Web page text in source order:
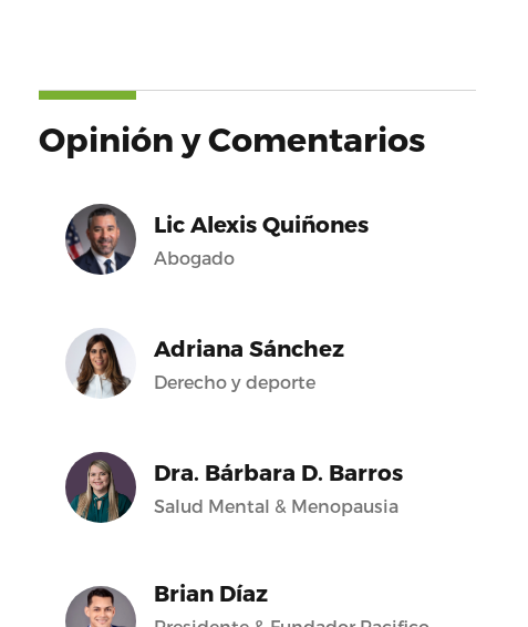
Opinión y Comentarios
Lic Alexis Quiñones
Abogado
Adriana Sánchez
Derecho y deporte
Dra. Bárbara D. Barros
Salud Mental & Menopausia
Brian Díaz